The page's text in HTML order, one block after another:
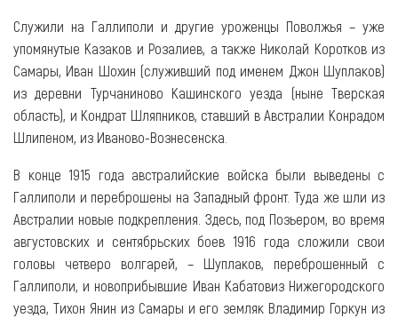
Служили на Галлиполи и другие уроженцы Поволжья – уже
упомянутые Казаков и Розалиев, а также Николай Коротков из
Самары, Иван Шохин (служивший под именем Джон Шуплаков)
из деревни Турчаниново Кашинского уезда (ныне Тверская
область), и Кондрат Шляпников, ставший в Австралии Конрадом
Шлипеном, из Иваново-Вознесенска.
В конце 1915 года австралийские войска были выведены с
Галлиполи и переброшены на Западный фронт. Туда же шли из
Австралии новые подкрепления. Здесь, под Позьером, во время
августовских и сентябрьских боев 1916 года сложили свои
головы четверо волгарей, – Шуплаков, переброшенный с
Галлиполи, и новоприбывшие Иван Кабатовиз Нижегородского
уезда, Тихон Янин из Самары и его земляк Владимир Горкун из